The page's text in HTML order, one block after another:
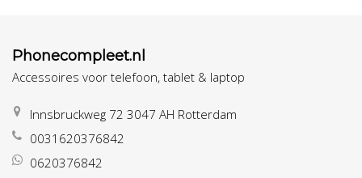
Phonecompleet.nl
Accessoires voor telefoon, tablet & laptop
Innsbruckweg 72 3047 AH Rotterdam
0031620376842
0620376842